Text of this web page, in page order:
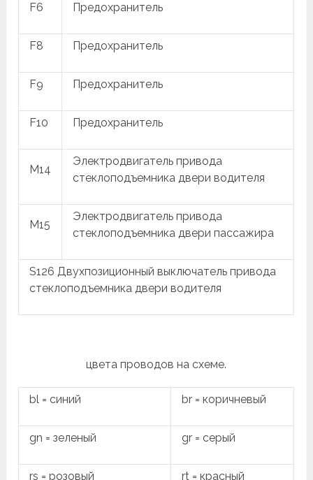
F6 Предохранитель
F8 Предохранитель
F9 Предохранитель
F10 Предохранитель
M14
Электродвигатель привода
стеклоподъемника двери водителя
M15
Электродвигатель привода
стеклоподъемника двери пассажира
S126 Двухпозиционный выключатель привода
стеклоподъемника двери водителя
цвета проводов на схеме.
bl = синий br = коричневый
gn = зеленый gr = серый
rs = розовый rt = красный